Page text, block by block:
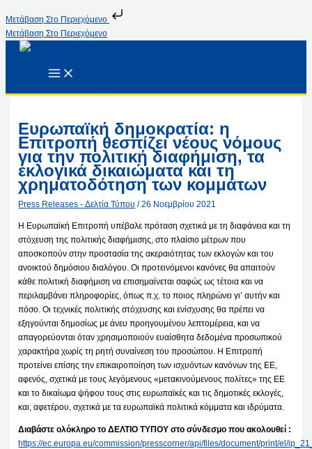
Μετάβαση Στο Περιεχόμενο
Μετάβαση Στο Περιεχόμενο
Ευρωπαϊκή δημοκρατία: η
Επιτροπή θεσπίζει νέους νόμους
για την πολιτική διαφήμιση, τα
εκλογικά δικαιώματα και τη
χρηματοδότηση των κομμάτων
Press Releases - Δελτία Τύπου /26 Νοεμβρίου 2021
Η Ευρωπαϊκή Επιτροπή υπέβαλε πρόταση σχετικά με τη διαφάνεια και τη
στόχευση της πολιτικής διαφήμισης, στο πλαίσιο μέτρων που
αποσκοπούν στην προστασία της ακεραιότητας των εκλογών και του
ανοικτού δημόσιου διαλόγου. Οι προτεινόμενοι κανόνες θα απαιτούν
κάθε πολιτική διαφήμιση να επισημαίνεται σαφώς ως τέτοια και να
περιλαμβάνει πληροφορίες, όπως π.χ. το ποιος πληρώνει γι’ αυτήν και
πόσο. Οι τεχνικές πολιτικής στόχευσης και ενίσχυσης θα πρέπει να
εξηγούνται δημοσίως με άνευ προηγουμένου λεπτομέρεια, και να
απαγορεύονται όταν χρησιμοποιούν ευαίσθητα δεδομένα προσωπικού
χαρακτήρα χωρίς τη ρητή συναίνεση του προσώπου. Η Επιτροπή
προτείνει επίσης την επικαιροποίηση των ισχυόντων κανόνων της ΕΕ,
αφενός, σχετικά με τους λεγόμενους «μετακινούμενους πολίτες» της ΕΕ
και το δικαίωμα ψήφου τους στις ευρωπαϊκές και τις δημοτικές εκλογές,
και, αφετέρου, σχετικά με τα ευρωπαϊκά πολιτικά κόμματα και ιδρύματα.
Διαβάστε ολόκληρο το ΔΕΛΤΙΟ ΤΥΠΟΥ στο σύνδεσμο που ακολουθεί :
https://ec.europa.eu/commission/presscorner/api/files/document/print/el/